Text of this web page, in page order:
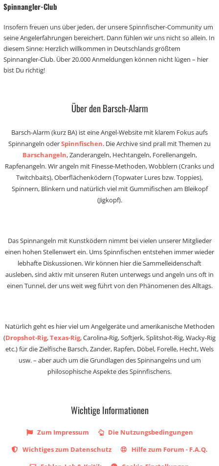
Spinnangler-Club
Insofern freuen uns über jeden, der unsere Spinnfischer-Community um
seine Angelerfahrungen bereichert. Dann fühlen wir uns nicht so allein. In
diesem Sinne: Herzlich willkommen in Deutschlands größtem
Spinnangler-Club. Über 20.000 Anmeldungen können nicht lügen – hier
bist Du richtig!
Über den Barsch-Alarm
Barsch-Alarm (kurz BA) ist eine Angel-Website mit klarem Fokus aufs
Spinnangeln oderSpinnfischen. Die Archive sind prall mit Themen zu
Barschangeln, Zanderangeln, Hechtangeln, Forellenangeln,
Rapfenangeln. Wir angeln mit Finesse-Methoden, Wobblern (Cranks und
Twitchbaits), Oberflächenködern (Topwater Lures bzw. Toppies),
Spinnern, Blinkern und natürlich viel mit Gummifischen am Bleikopf
(Jigkopf).
Das Spinnangeln mit Kunstködern nimmt bei vielen unserer Mitglieder
einen hohen Stellenwert ein. Ums Spinnfischen entstehen immer wieder
lebhafte Diskussionen. Wir können hier die Sammelleidenschaft
ausleben, sind aktiv mit unseren Ruten unterwegs und angeln uns oft in
einen Tunnel, der uns weit weg führt von den Phänomenen des Alltags.
Natürlich geht es hier viel um Angelgeräte und amerikanische Methoden
(Dropshot-Rig,Texas-Rig, Carolina-Rig, Softjerk, Splitshot-Rig, Wacky-Rig
etc.) für die Zielfische Barsch, Zander, Rapfen, Döbel, Forelle, Hecht, Wels
usw. – aber auch um die Grundlagen des Spinnangelns und um
philosophische Aspekte des Spinnfischens.
Wichtige Informationen
Zum Impressum
Die Nutzungsbedingungen
Wichtiges zum Datenschutz
Hilfe zum Forum - F.A.Q.